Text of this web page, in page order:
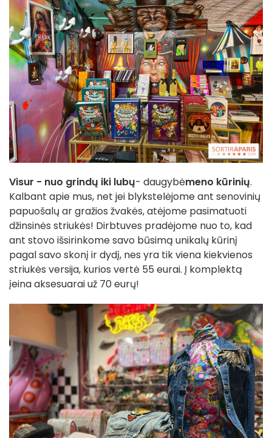
Visur - nuo grindų iki lubų- daugybėmeno kūrinių.
Kalbant apie mus, net jei blykstelėjome ant senovinių
papuošalų ar gražios žvakės, atėjome pasimatuoti
džinsinės striukės! Dirbtuves pradėjome nuo to, kad
ant stovo išsirinkome savo būsimą unikalų kūrinį
pagal savo skonį ir dydį, nes yra tik viena kiekvienos
striukės versija, kurios vertė 55 eurai. Į komplektą
įeina aksesuarai už 70 eurų!